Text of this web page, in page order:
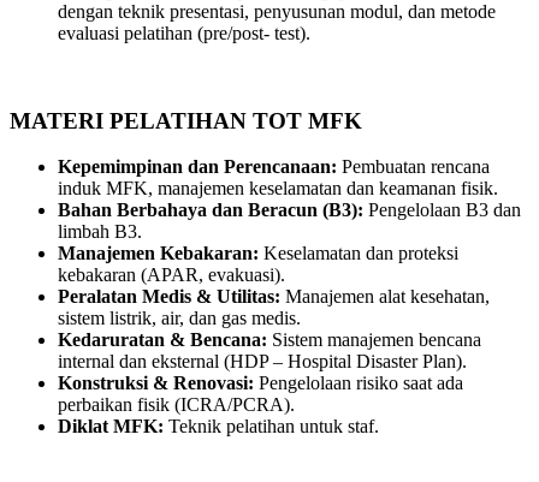
dengan teknik presentasi, penyusunan modul, dan metode
evaluasi pelatihan (pre/post- test).
MATERI PELATIHAN TOT MFK
Kepemimpinan dan Perencanaan: Pembuatan rencana
induk MFK, manajemen keselamatan dan keamanan fisik.
Bahan Berbahaya dan Beracun (B3): Pengelolaan B3 dan
limbah B3.
Manajemen Kebakaran: Keselamatan dan proteksi
kebakaran (APAR, evakuasi).
Peralatan Medis & Utilitas: Manajemen alat kesehatan,
sistem listrik, air, dan gas medis.
Kedaruratan & Bencana: Sistem manajemen bencana
internal dan eksternal (HDP – Hospital Disaster Plan).
Konstruksi & Renovasi: Pengelolaan risiko saat ada
perbaikan fisik (ICRA/PCRA).
Diklat MFK: Teknik pelatihan untuk staf.